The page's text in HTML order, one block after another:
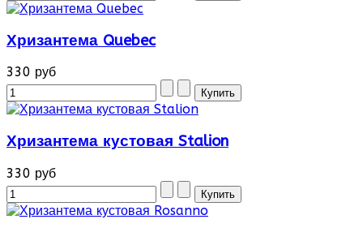
Хризантема Quebec
330 руб
Хризантема кустовая Stalion
330 руб